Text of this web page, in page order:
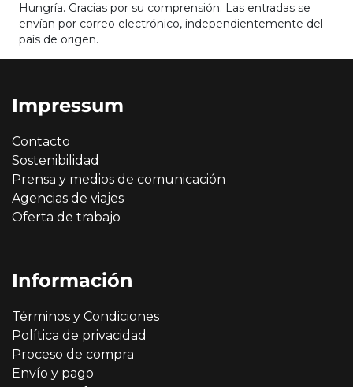
Hungría. Gracias por su comprensión. Las entradas se
envían por correo electrónico, independientemente del
país de origen.
Impressum
Contacto
Sostenibilidad
Prensa y medios de comunicación
Agencias de viajes
Oferta de trabajo
Información
Términos y Condiciones
Política de privacidad
Proceso de compra
Envío y pago